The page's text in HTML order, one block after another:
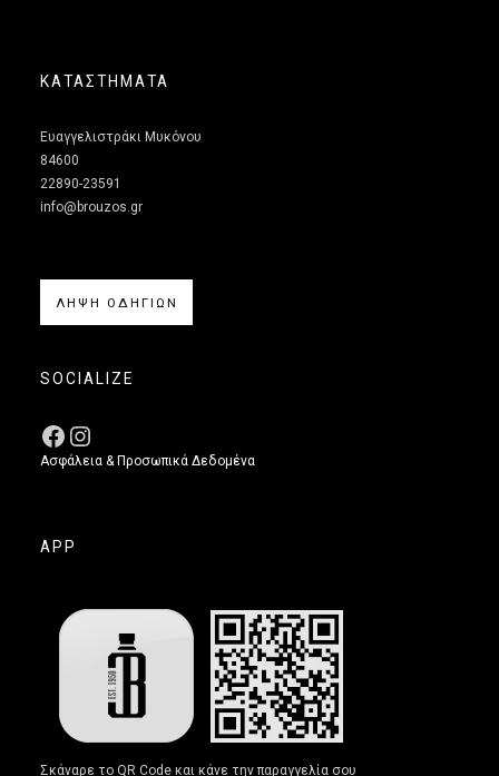
ΚΑΤΑΣΤΗΜΑΤΑ
Ευαγγελιστράκι Μυκόνου
84600
22890-23591
info@brouzos.gr
ΛΗΨΗ ΟΔΗΓΙΩΝ
SOCIALIZE
Ασφάλεια & Προσωπικά Δεδομένα
APP
Σκάναρε το QR Code και κάνε την παραγγελία σου